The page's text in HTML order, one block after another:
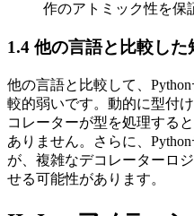
作のアトミック性を保
1.4 他の言語と比較した
他の言語と比較して、
較的弱いです。動的に型付
コレーターが型を処理する
ありません。さらに、
が、複雑なデコレーターロ
せる可能性があります。